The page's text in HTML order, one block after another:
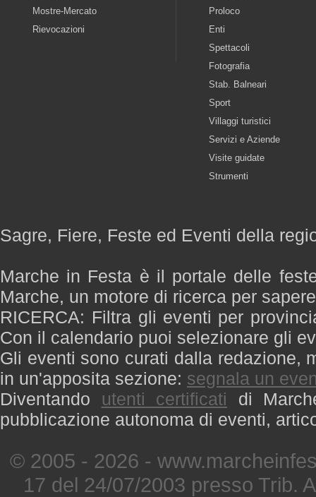
Mostre-Mercato
Rievocazioni
Proloco
Enti
Spettacoli
Fotografia
Stab. Balneari
Sport
Villaggi turistici
Servizi e Aziende
Visite guidate
Strumenti
Sagre, Fiere, Feste ed Eventi della
Marche in Festa è il portale delle
Marche, un motore di ricerca per
RICERCA: Filtra gli eventi per
Con il calendario puoi selezionare gli
Gli eventi sono curati dalla redazione,
in un'apposita sezione: segnala un
Diventando utenti certificati di
pubblicazione autonoma di eventi,
© 2005 - 2026 -
17 del 24/07/2003 presso Trib.